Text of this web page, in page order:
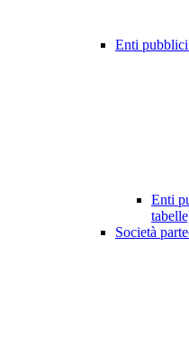
Enti
Enti
Società